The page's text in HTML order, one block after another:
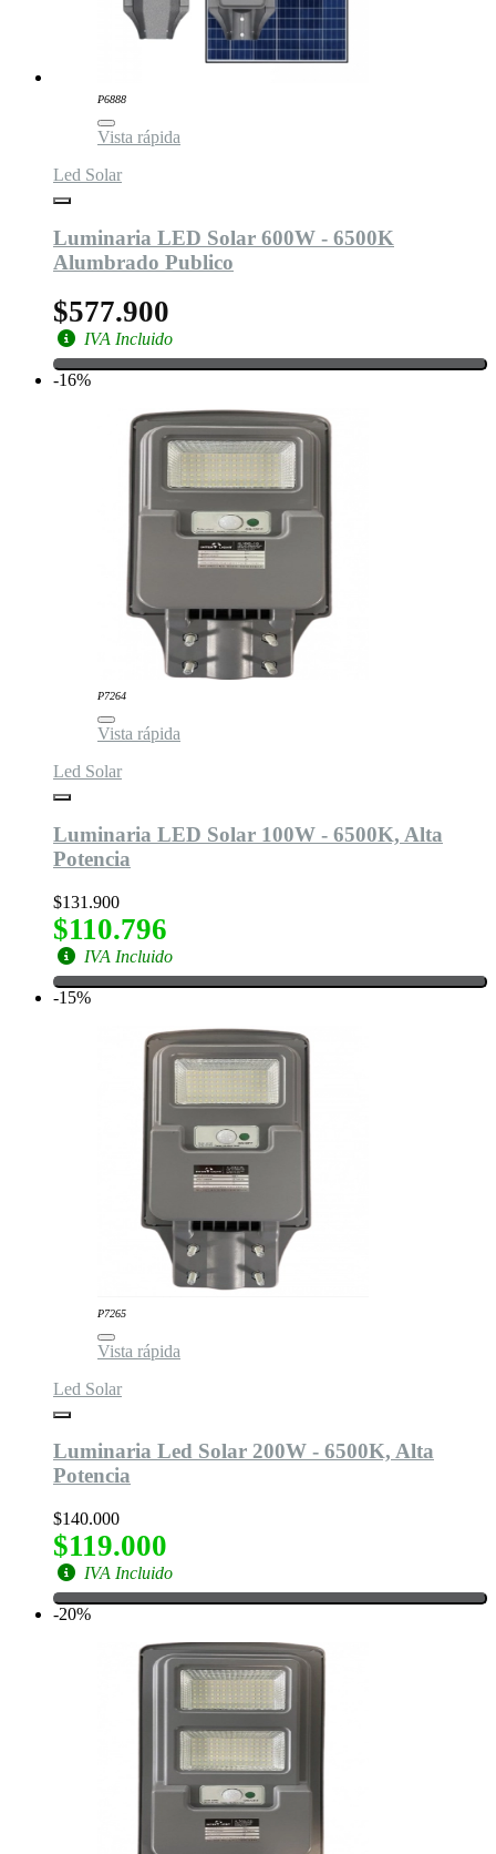
P6888
Vista rápida
Led Solar
Luminaria LED Solar 600W - 6500K
Alumbrado Publico
$577.900
IVA Incluido
-16%
P7264
Vista rápida
Led Solar
Luminaria LED Solar 100W - 6500K, Alta
Potencia
$131.900
$110.796
IVA Incluido
-15%
P7265
Vista rápida
Led Solar
Luminaria Led Solar 200W - 6500K, Alta
Potencia
$140.000
$119.000
IVA Incluido
-20%